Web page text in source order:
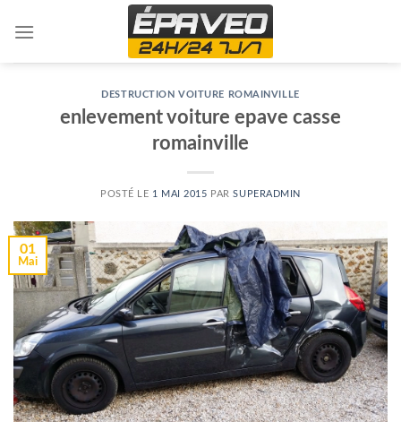
DESTRUCTION VOITURE ROMAINVILLE
enlevement voiture epave casse
romainville
POSTÉ LE 1 MAI 2015 PARSUPERADMIN
01
Mai